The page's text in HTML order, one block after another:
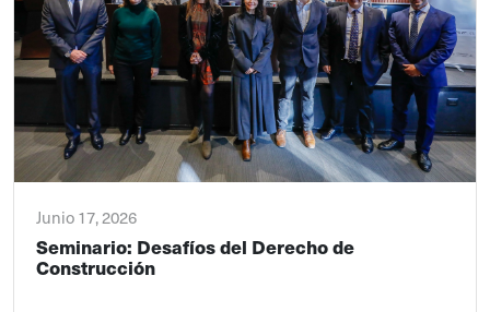
Junio 17, 2026
Seminario: Desafíos del Derecho de
Construcción